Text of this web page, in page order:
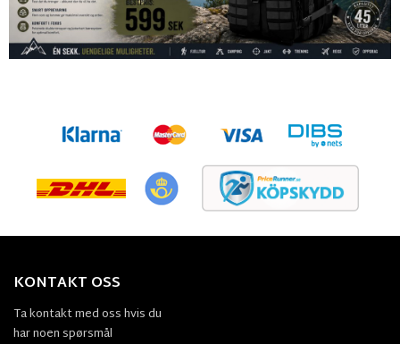
KONTAKT OSS
Ta kontakt med oss hvis du
har noen spørsmål